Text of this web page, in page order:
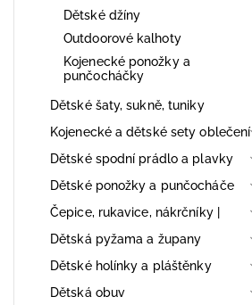
Dětské džíny
Outdoorové kalhoty
Kojenecké ponožky a
punčocháčky
Dětské šaty, sukně, tuniky
Kojenecké a dětské sety oblečení
Dětské spodní prádlo a plavky
Dětské ponožky a punčocháče
Čepice, rukavice, nákrčníky |
Dětská pyžama a župany
Dětské holínky a pláštěnky
Dětská obuv